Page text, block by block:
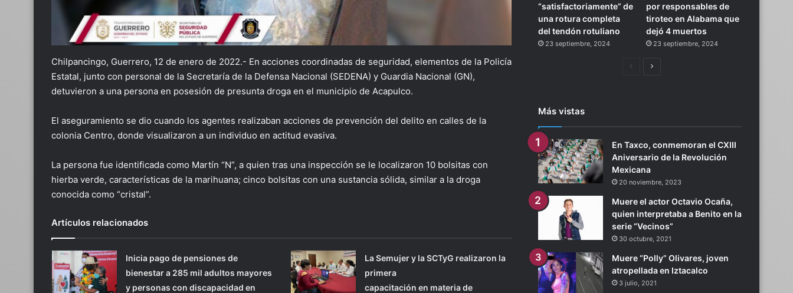
Chilpancingo, Guerrero, 12 de enero de 2022.- En acciones coordinadas de seguridad, elementos de la Policía
Estatal, junto con personal de la Secretaría de la Defensa Nacional (SEDENA) y Guardia Nacional (GN),
detuvieron a una persona en posesión de presunta droga en el municipio de Acapulco.
El aseguramiento se dio cuando los agentes realizaban acciones de prevención del delito en calles de la
colonia Centro, donde visualizaron a un individuo en actitud evasiva.
La persona fue identificada como Martín “N”, a quien tras una inspección se le localizaron 10 bolsitas con
hierba verde, características de la marihuana; cinco bolsitas con una sustancia sólida, similar a la droga
conocida como “cristal”.
Artículos relacionados
Inicia pago de pensiones de
bienestar a 285 mil adultos mayores
y personas con discapacidad en
La Semujer y la SCTyG realizaron la
primera
capacitación en materia de
“satisfactoriamente” de
una rotura completa
del tendón rotuliano
23 septiembre, 2024
por responsables de
tiroteo en Alabama que
dejó 4 muertos
23 septiembre, 2024
PáginaSiguiente
Más vistas
En Taxco, conmemoran el CXIII
Aniversario de la Revolución
Mexicana
20 noviembre, 2023
Muere el actor Octavio Ocaña,
quien interpretaba a Benito en la
serie “Vecinos”
30 octubre, 2021
Muere “Polly” Olivares, joven
atropellada en Iztacalco
3 julio, 2021